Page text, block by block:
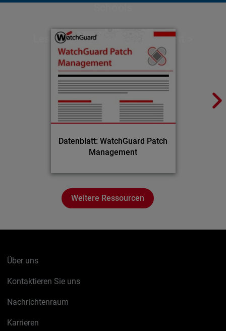
Lesen Sie den gesamten Bericht >
Datenblatt: WatchGuard Patch
Management
Weitere Ressourcen
Über uns
Kontaktieren Sie uns
Nachrichtenraum
Karrieren